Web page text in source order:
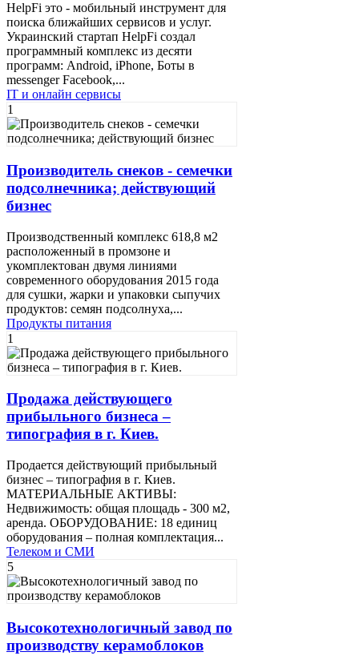
HelpFi это - мобильный инструмент для
поиска ближайших сервисов и услуг.
Украинский стартап HelpFi создал
программный комплекс из десяти
программ: Аndroid, iPhone, Боты в
messenger Facebook,...
IT и онлайн сервисы
1
Производитель снеков - семечки
подсолнечника; действующий
бизнес
Производственный комплекс 618,8 м2
расположенный в промзоне и
укомплектован двумя линиями
современного оборудования 2015 года
для сушки, жарки и упаковки сыпучих
продуктов: семян подсолнуха,...
Продукты питания
1
Продажа действующего
прибыльного бизнеса –
типография в г. Киев.
Продается действующий прибыльный
бизнес – типография в г. Киев.
МАТЕРИАЛЬНЫЕ АКТИВЫ:
Недвижимость: общая площадь - 300 м2,
аренда. ОБОРУДОВАНИЕ: 18 единиц
оборудования – полная комплектация...
Телеком и СМИ
5
Высокотехнологичный завод по
производству керамоблоков